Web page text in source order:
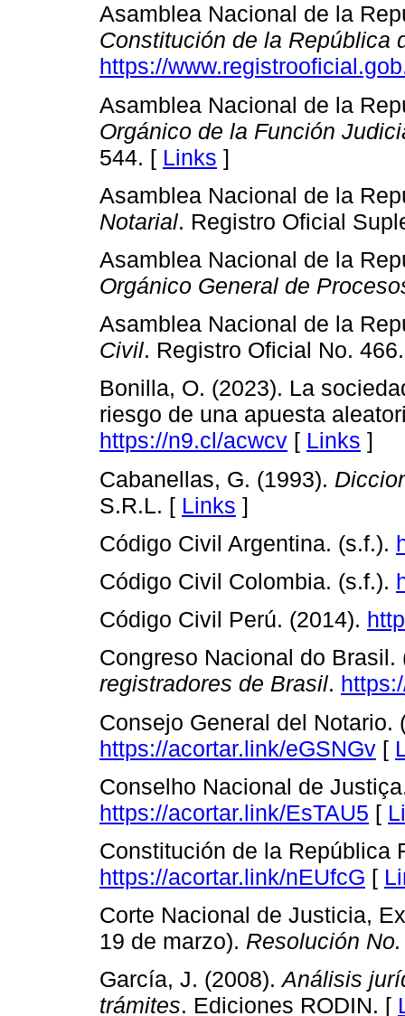
Asamblea Nacional de la
Constitución de la República
https://
Asamblea Nacional de la
Orgánico de la Función
544. [ Links ]
Asamblea Nacional de la
Notarial. Registro Oficial
Asamblea Nacional de la
Orgánico General de
Asamblea Nacional de la
Civil. Registro Oficial No.
Bonilla, O. (2023). La
riesgo de una apuesta
https://n9.cl/acwcv [ Links ]
Cabanellas, G. (1993).
S.R.L. [ Links ]
Código Civil Argentina. (s.f.).
Código Civil Colombia. (s.f.).
Código Civil Perú. (2014).
Congreso Nacional do
registradores de Brasil.
Consejo General del Notario.
https://acortar.link/eGSNGv [
Conselho Nacional de
https://acortar.link/EsTAU5 [
Constitución de la República
https://acortar.link/nEUfcG [
Corte Nacional de Justicia,
19 de marzo). Resolución
García, J. (2008).Análisis
trámites. Ediciones RODIN. [